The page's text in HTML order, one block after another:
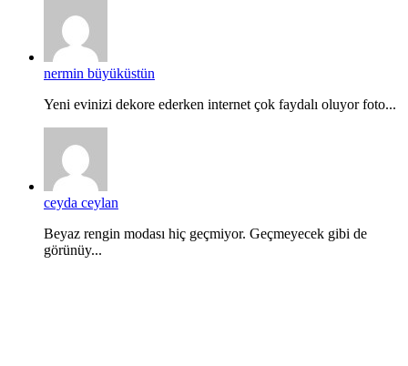
nermin büyüküstün
Yeni evinizi dekore ederken internet çok faydalı oluyor foto...
ceyda ceylan
Beyaz rengin modası hiç geçmiyor. Geçmeyecek gibi de
görünüy...